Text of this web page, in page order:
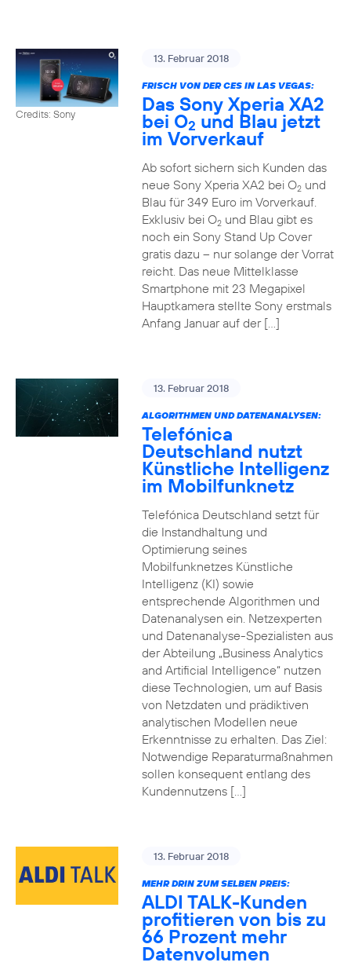
Credits: Sony
13. Februar 2018
FRISCH VON DER CES IN LAS VEGAS:
Das Sony Xperia XA2
bei O2 und Blau jetzt
im Vorverkauf
Ab sofort sichern sich Kunden das
neue Sony Xperia XA2 bei O2und
Blau für 349 Euro im Vorverkauf.
Exklusiv bei O2und Blau gibt es
noch ein Sony Stand Up Cover
gratis dazu – nur solange der Vorrat
reicht. Das neue Mittelklasse
Smartphone mit 23 Megapixel
Hauptkamera stellte Sony erstmals
Anfang Januar auf der […]
13. Februar 2018
ALGORITHMEN UND DATENANALYSEN:
Telefónica
Deutschland nutzt
Künstliche Intelligenz
im Mobilfunknetz
Telefónica Deutschland setzt für
die Instandhaltung und
Optimierung seines
Mobilfunknetzes Künstliche
Intelligenz (KI) sowie
entsprechende Algorithmen und
Datenanalysen ein. Netzexperten
und Datenanalyse-Spezialisten aus
der Abteilung „Business Analytics
and Artificial Intelligence“ nutzen
diese Technologien, um auf Basis
von Netzdaten und prädiktiven
analytischen Modellen neue
Erkenntnisse zu erhalten. Das Ziel:
Notwendige Reparaturmaßnahmen
sollen konsequent entlang des
Kundennutzens […]
13. Februar 2018
MEHR DRIN ZUM SELBEN PREIS:
ALDI TALK-Kunden
profitieren von bis zu
66 Prozent mehr
Datenvolumen